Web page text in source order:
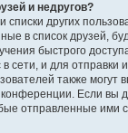
и недругов?
списки других
в список друзей,
быстрого
в сети, и для
также могут
Если вы
отправленные ими